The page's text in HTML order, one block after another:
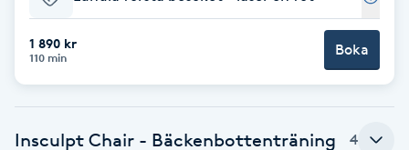
Balayage
Bambumassage
1 890 kr
110 min Boka
Insculpt Chair - Bäckenbottenträning 4